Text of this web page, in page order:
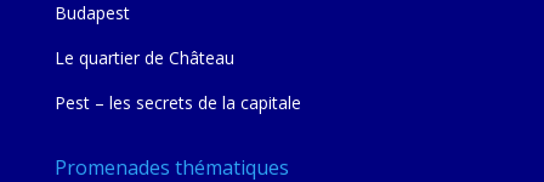
Budapest
Le quartier de Château
Pest – les secrets de la capitale
Promenades thématiques